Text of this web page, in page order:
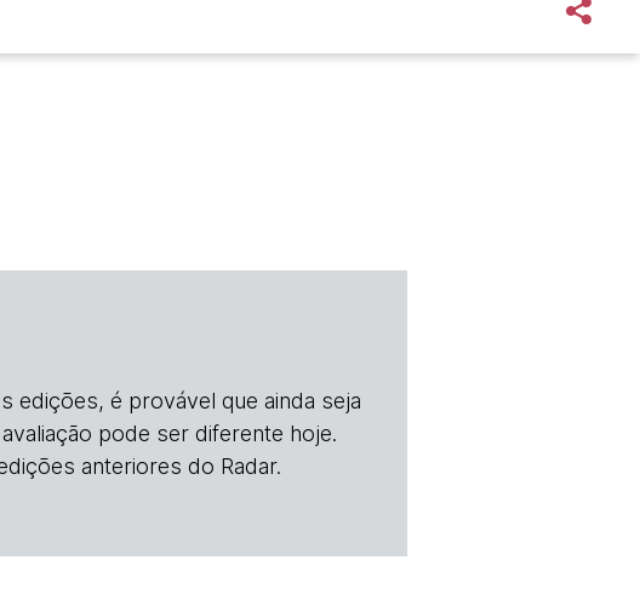
edições, é provável que ainda seja
pode ser diferente hoje.
anteriores do Radar.